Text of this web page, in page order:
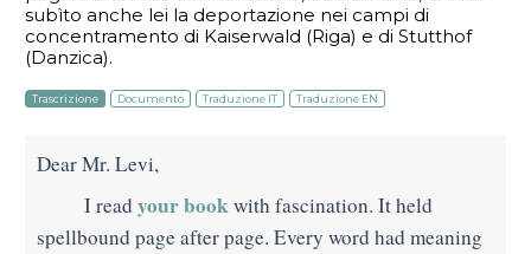
subìto anche lei la deportazione nei campi di
concentramento di Kaiserwald (Riga) e di Stutthof
(Danzica).
Trascrizione Documento Traduzione IT Traduzione EN
Dear Mr. Levi,
I read your bookwith fascination. It held
spellbound page after page. Every word had meaning